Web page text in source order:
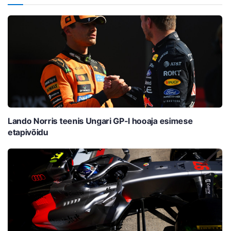
Lando Norris teenis Ungari GP-l hooaja esimese
etapivõidu